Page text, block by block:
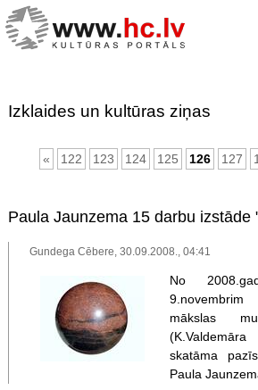
Izklaides un kultūras ziņas
« 122 123 124 125 126 127
Paula Jaunzema 15 darbu izstāde
Gundega Cēbere, 30.09.2008., 04:41
No
mākslas
skatāma
Paula